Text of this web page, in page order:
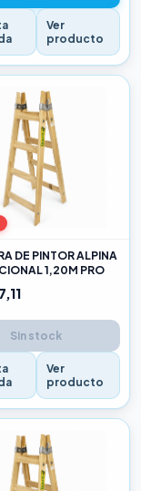
Ver
producto
DE PINTOR ALPINA
1,20M PRO
Sin stock
Ver
producto